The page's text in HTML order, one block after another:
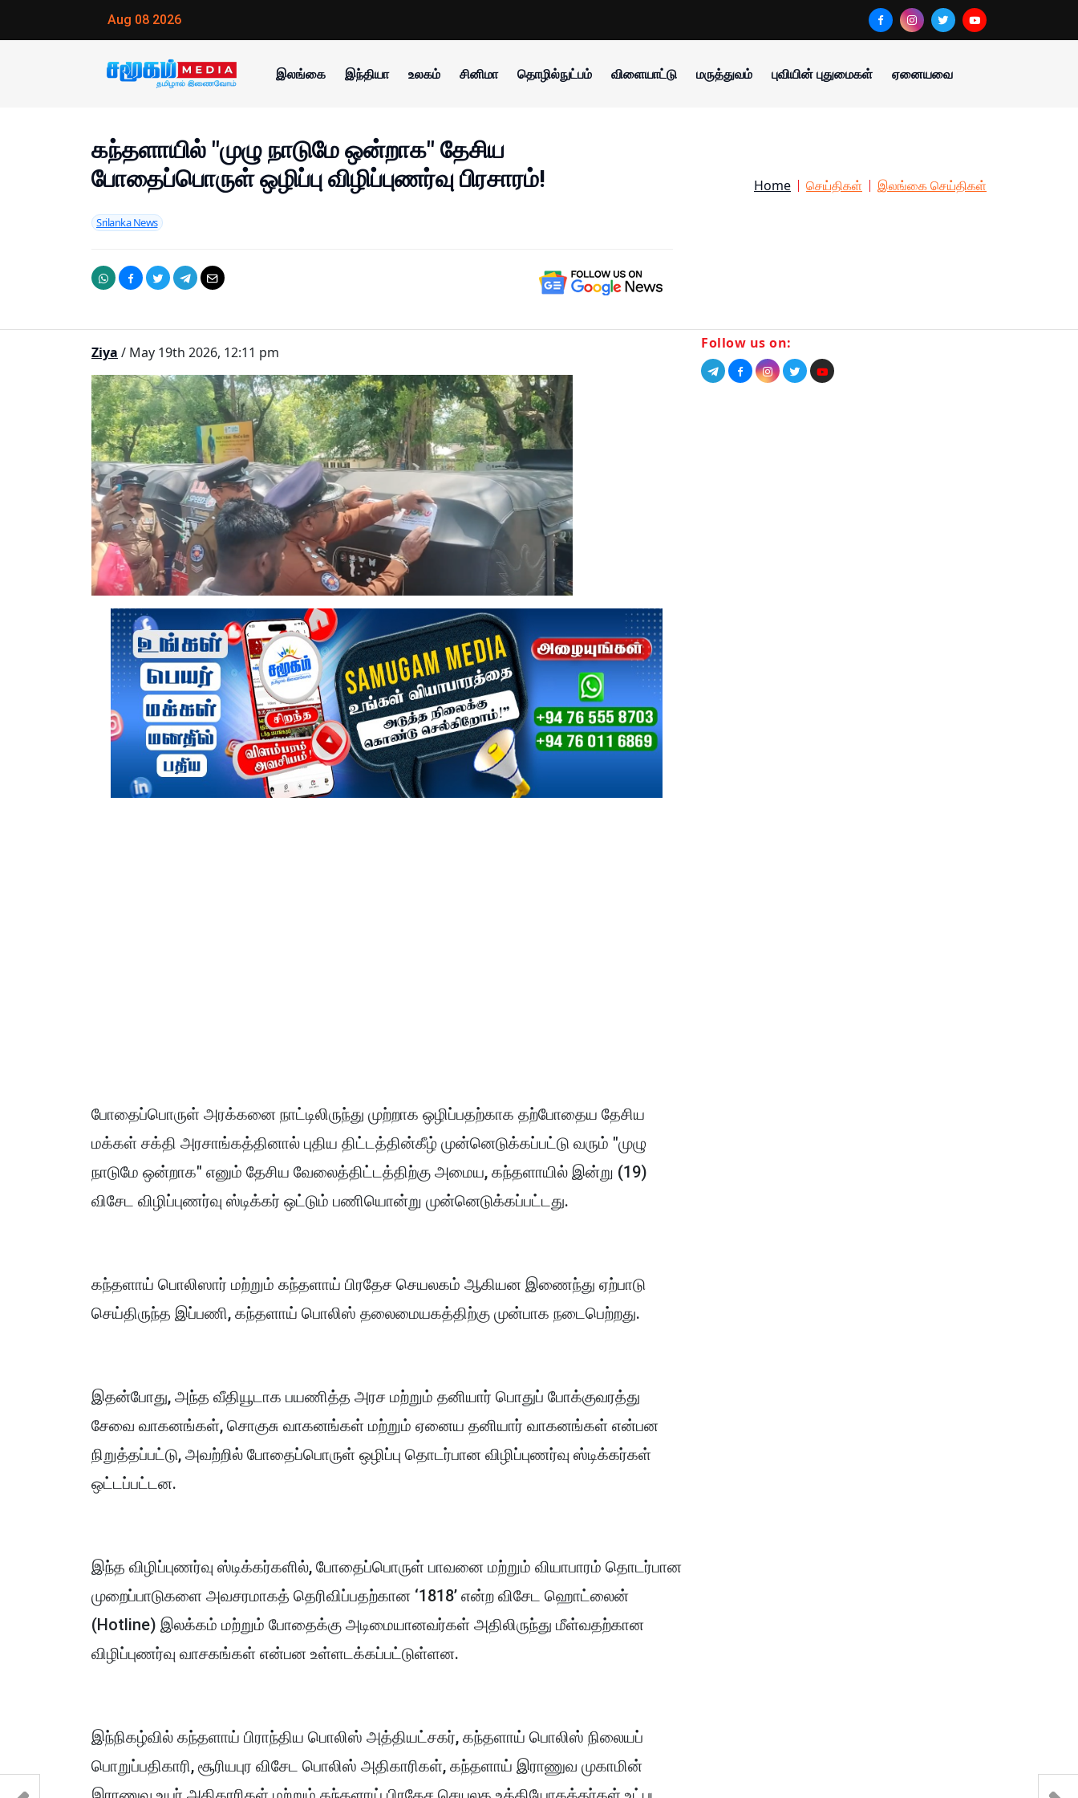
Aug 08 2026
இலங்கை இந்தியா உலகம் சினிமா தொழில்நுட்பம் விளையாட்டு மருத்துவம் புவியின் புதுமைகள் ஏனையவை
கந்தளாயில் "முழு நாடுமே ஒன்றாக" தேசிய
போதைப்பொருள் ஒழிப்பு விழிப்புணர்வு பிரசாரம்!
Srilanka News
Home செய்திகள் இலங்கை செய்திகள்
Ziya / May 19th 2026, 12:11 pm
போதைப்பொருள் அரக்கனை நாட்டிலிருந்து முற்றாக ஒழிப்பதற்காக தற்போதைய தேசிய
மக்கள் சக்தி அரசாங்கத்தினால் புதிய திட்டத்தின்கீழ் முன்னெடுக்கப்பட்டு வரும் "முழு
நாடுமே ஒன்றாக" எனும் தேசிய வேலைத்திட்டத்திற்கு அமைய, கந்தளாயில் இன்று (19)
விசேட விழிப்புணர்வு ஸ்டிக்கர் ஒட்டும் பணியொன்று முன்னெடுக்கப்பட்டது.
கந்தளாய் பொலிஸார் மற்றும் கந்தளாய் பிரதேச செயலகம் ஆகியன இணைந்து ஏற்பாடு
செய்திருந்த இப்பணி, கந்தளாய் பொலிஸ் தலைமையகத்திற்கு முன்பாக நடைபெற்றது.
இதன்போது, அந்த வீதியூடாக பயணித்த அரச மற்றும் தனியார் பொதுப் போக்குவரத்து
சேவை வாகனங்கள், சொகுசு வாகனங்கள் மற்றும் ஏனைய தனியார் வாகனங்கள் என்பன
நிறுத்தப்பட்டு, அவற்றில் போதைப்பொருள் ஒழிப்பு தொடர்பான விழிப்புணர்வு ஸ்டிக்கர்கள்
ஒட்டப்பட்டன.
இந்த விழிப்புணர்வு ஸ்டிக்கர்களில், போதைப்பொருள் பாவனை மற்றும் வியாபாரம் தொடர்பான
முறைப்பாடுகளை அவசரமாகத் தெரிவிப்பதற்கான ‘1818’ என்ற விசேட ஹொட்லைன்
(Hotline) இலக்கம் மற்றும் போதைக்கு அடிமையானவர்கள் அதிலிருந்து மீள்வதற்கான
விழிப்புணர்வு வாசகங்கள் என்பன உள்ளடக்கப்பட்டுள்ளன.
இந்நிகழ்வில் கந்தளாய் பிராந்திய பொலிஸ் அத்தியட்சகர், கந்தளாய் பொலிஸ் நிலையப்
பொறுப்பதிகாரி, சூரியபுர விசேட பொலிஸ் அதிகாரிகள், கந்தளாய் இராணுவ முகாமின்
Follow us on: